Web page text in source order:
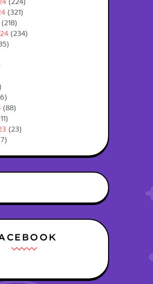
(321)
(218)
(234)
(88)
(23)